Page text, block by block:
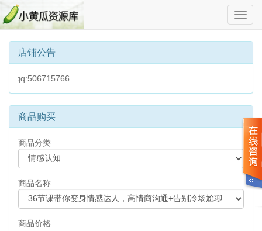
切
换
导
店铺公告
qq:506715766
商品购买
商品分类
商品名称
商品价格